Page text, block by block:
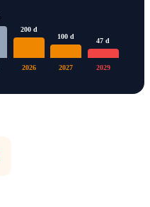
200 d
2026
100 d
2027
47 d
2029